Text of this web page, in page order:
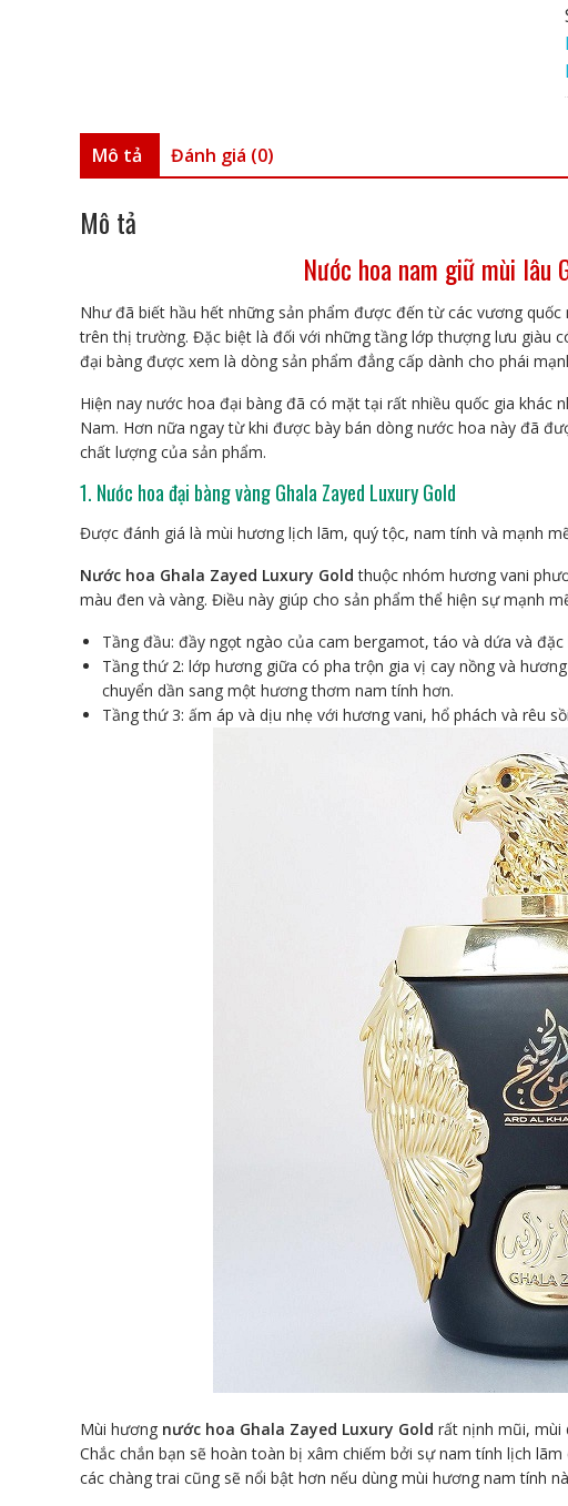
Mô tả Đánh giá (0)
Mô tả
Nước hoa nam giữ mùi lâu
Như đã biết hầu hết những sản phẩm được đến từ các vương
trên thị trường. Đặc biệt là đối với những tầng lớp thượng lưu giàu
đại bàng được xem là dòng sản phẩm đẳng cấp dành cho phái
Hiện nay nước hoa đại bàng đã có mặt tại rất nhiều quốc gia
Nam. Hơn nữa ngay từ khi được bày bán dòng nước hoa này đã
chất lượng của sản phẩm.
1. Nước hoa đại bàng vàng Ghala Zayed Luxury Gold
Được đánh giá là mùi hương lịch lãm, quý tộc, nam tính và mạnh
Nước hoa Ghala Zayed Luxury Gold thuộc nhóm hương vani
màu đen và vàng. Điều này giúp cho sản phẩm thể hiện sự mạnh
Tầng đầu: đầy ngọt ngào của cam bergamot, táo và dứa và đặc
Tầng thứ 2: lớp hương giữa có pha trộn gia vị cay nồng và
chuyển dần sang một hương thơm nam tính hơn.
Tầng thứ 3: ấm áp và dịu nhẹ với hương vani, hổ phách và rêu
Mùi hương nước hoa Ghala Zayed Luxury Gold rất nịnh mũi, mùi
Chắc chắn bạn sẽ hoàn toàn bị xâm chiếm bởi sự nam tính lịch
các chàng trai cũng sẽ nổi bật hơn nếu dùng mùi hương nam tính